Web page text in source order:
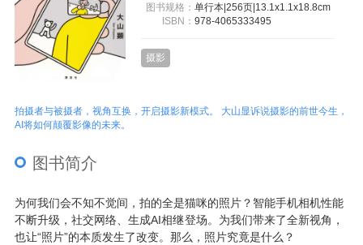
图书规格：单行本|256页|13.1x1.1x18.8cm
ISBN：978-4065333495
摄影
拍摄者与被摄者，视角互换，开启摄影新模式。 大山显诉说摄影的前世今生，
AI将如何颠覆影像的未来。
图书简介
为何我们会不知不觉间，拍的全是猫咪的照片？智能手机相机性能
不断升级，社交网络、生成AI相继登场。为我们带来了全新视角，
也让“照片”的本质发生了改变。那么，照片究竟是什么？